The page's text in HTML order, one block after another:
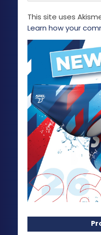
This site uses
Learn how your